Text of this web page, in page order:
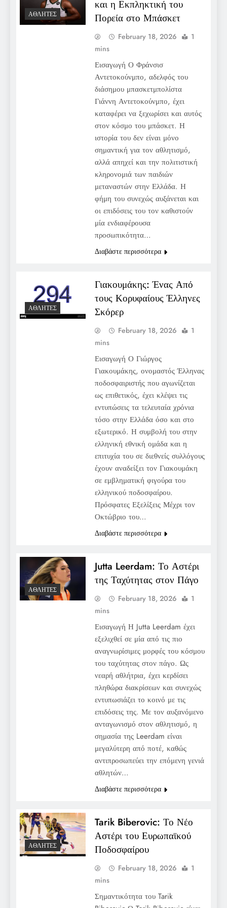
ΑΘΛΗΤΈΣ
και η Εκπληκτική του
Πορεία στο Μπάσκετ
February 18, 2026
1
mins
Εισαγωγή Ο Φράνσισ
Αντετοκούνμπο, αδελφός του
διάσημου μπασκετμπολίστα
Γιάννη Αντετοκούνμπο, έχει
καταφέρει να ξεχωρίσει και αυτός
στον κόσμο του μπάσκετ. Η
ιστορία του δεν είναι μόνο
σημαντική για τον αθλητισμό,
αλλά απηχεί και την πολιτιστική
κληρονομιά των παιδιών
μεταναστών στην Ελλάδα. Η
φήμη του συνεχώς αυξάνεται και
οι επιδόσεις του τον καθιστούν
μία ενδιαφέρουσα
προσωπικότητα…
Διαβάστε περισσότερα
ΑΘΛΗΤΈΣ
Γιακουμάκης: Ένας Από
τους Κορυφαίους Έλληνες
Σκόρερ
February 18, 2026
1
mins
Εισαγωγή Ο Γιώργος
Γιακουμάκης, ονομαστός Έλληνας
ποδοσφαιριστής που αγωνίζεται
ως επιθετικός, έχει κλέψει τις
εντυπώσεις τα τελευταία χρόνια
τόσο στην Ελλάδα όσο και στο
εξωτερικό. Η συμβολή του στην
ελληνική εθνική ομάδα και η
επιτυχία του σε διεθνείς συλλόγους
έχουν αναδείξει τον Γιακουμάκη
σε εμβληματική φιγούρα του
ελληνικού ποδοσφαίρου.
Πρόσφατες Εξελίξεις Μέχρι τον
Οκτώβριο του…
Διαβάστε περισσότερα
ΑΘΛΗΤΈΣ
Jutta Leerdam: Το Αστέρι
της Ταχύτητας στον Πάγο
February 18, 2026
1
mins
Εισαγωγή Η Jutta Leerdam έχει
εξελιχθεί σε μία από τις πιο
αναγνωρίσιμες μορφές του κόσμου
του ταχύτητας στον πάγο. Ως
νεαρή αθλήτρια, έχει κερδίσει
πληθώρα διακρίσεων και συνεχώς
εντυπωσιάζει το κοινό με τις
επιδόσεις της. Με τον αυξανόμενο
ανταγωνισμό στον αθλητισμό, η
σημασία της Leerdam είναι
μεγαλύτερη από ποτέ, καθώς
αντιπροσωπεύει την επόμενη γενιά
αθλητών…
Διαβάστε περισσότερα
ΑΘΛΗΤΈΣ
Tarik Biberovic: Το Νέο
Αστέρι του Ευρωπαϊκού
Ποδοσφαίρου
February 18, 2026
1
mins
Σημαντικότητα του Tarik